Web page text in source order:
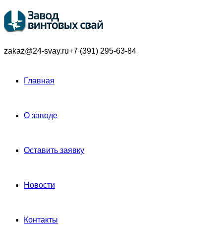
zakaz@24-svay.ru+7 (391) 295-63-84
Главная
О заводе
Оставить заявку
Новости
Контакты